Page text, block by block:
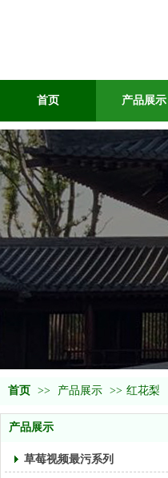
首页 产品展示
首页 >> 产品展示 >> 红花梨
产品展示
草莓视频最污系列